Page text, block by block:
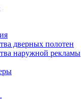
дверных полотен
наружной рекламы